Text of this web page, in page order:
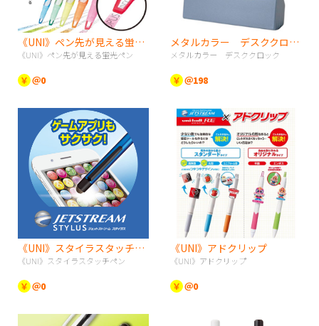
《UNI》ペン先が見える蛍光ペン
《UNI》ペン先が見える蛍光ペン
￥ ＠0
メタルカラー デスククロック
メタルカラー デスククロック
￥ ＠198
《UNI》スタイラスタッチペン
《UNI》スタイラスタッチペン
￥ ＠0
《UNI》アドクリップ
《UNI》アドクリップ
￥ ＠0